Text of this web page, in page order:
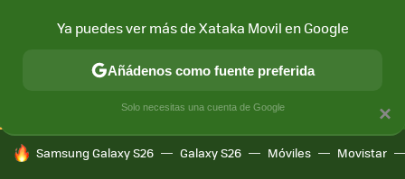
CONECTIVIDAD MÓVIL Y SOCIEDAD APLICACIONES
HOY SE HABLA DE
Samsung Galaxy S26 Galaxy S26 Móviles Movistar
×
Ya puedes ver más de Xataka Movil en Google
Añádenos como fuente preferida
Solo necesitas una cuenta de Google